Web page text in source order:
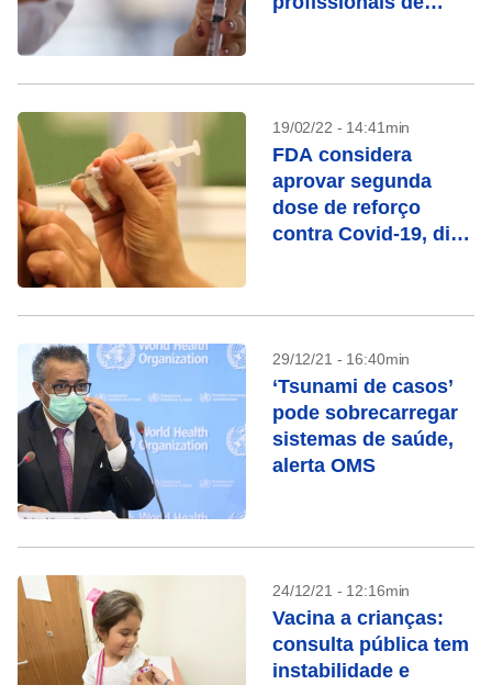
19/02/22 - 14:41min
FDA considera
aprovar segunda
dose de reforço
contra Covid-19, diz
29/12/21 - 16:40min
‘Tsunami de casos’
pode sobrecarregar
sistemas de saúde,
alerta OMS
24/12/21 - 12:16min
Vacina a crianças:
consulta pública tem
instabilidade e